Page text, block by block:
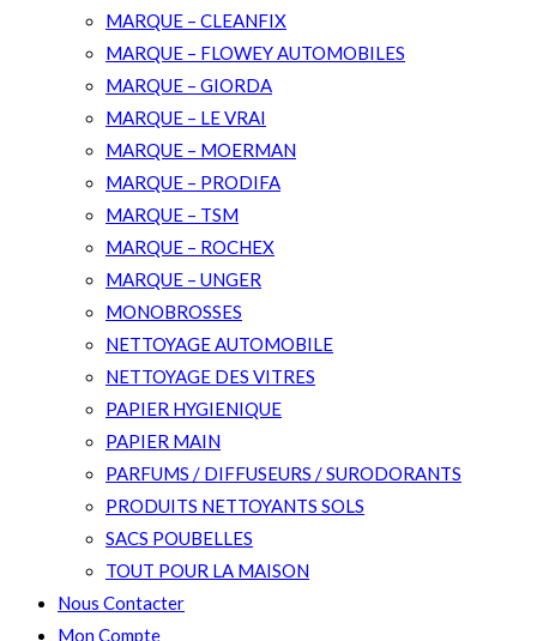
MARQUE – CLEANFIX
MARQUE – FLOWEY AUTOMOBILES
MARQUE – GIORDA
MARQUE – LE VRAI
MARQUE – MOERMAN
MARQUE – PRODIFA
MARQUE – TSM
MARQUE – ROCHEX
MARQUE – UNGER
MONOBROSSES
NETTOYAGE AUTOMOBILE
NETTOYAGE DES VITRES
PAPIER HYGIENIQUE
PAPIER MAIN
PARFUMS / DIFFUSEURS / SURODORANTS
PRODUITS NETTOYANTS SOLS
SACS POUBELLES
TOUT POUR LA MAISON
Nous Contacter
Mon Compte